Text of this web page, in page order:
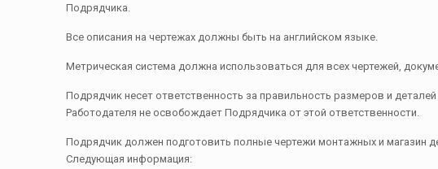
Подрядчика.
Все описания на чертежах должны быть на английском языке.
Метрическая система должна использоваться для всех чертежей,
Подрядчик несет ответственность за правильность размеров и
Работодателя не освобождает Подрядчика от этой ответственности.
Подрядчик должен подготовить полные чертежи монтажных и магазин
Следующая информация: